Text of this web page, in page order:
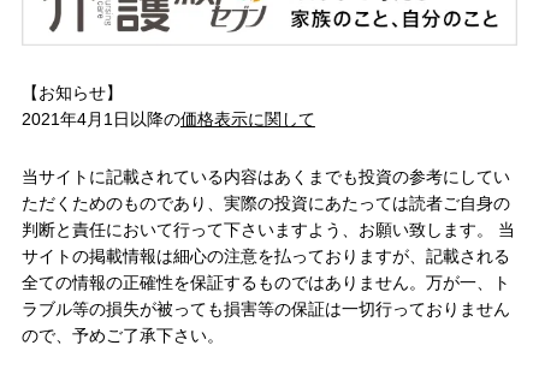
【お知らせ】
2021年4月1日以降の価格表示に関して
当サイトに記載されている内容はあくまでも投資の参考にしてい
ただくためのものであり、実際の投資にあたっては読者ご自身の
判断と責任において行って下さいますよう、お願い致します。 当
サイトの掲載情報は細心の注意を払っておりますが、記載される
全ての情報の正確性を保証するものではありません。万が一、ト
ラブル等の損失が被っても損害等の保証は一切行っておりません
ので、予めご了承下さい。